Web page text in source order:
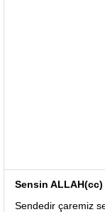
Sensin
Sendedir çaremiz